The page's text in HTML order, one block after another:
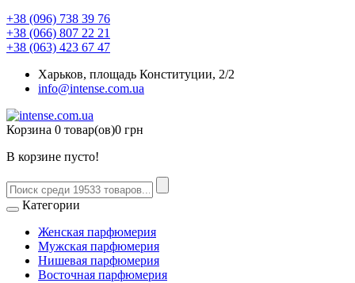
+38 (096) 738 39 76
+38 (066) 807 22 21
+38 (063) 423 67 47
Харьков, площадь Конституции, 2/2
info@intense.com.ua
Корзина 0 товар(ов)0 грн
В корзине пусто!
Категории
Женская парфюмерия
Мужская парфюмерия
Нишевая парфюмерия
Восточная парфюмерия